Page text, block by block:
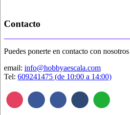
Contacto
Puedes ponerte en contacto con
email: info@hobbyaescala.com
Tel: 609241475 (de 10:00 a 14:00)